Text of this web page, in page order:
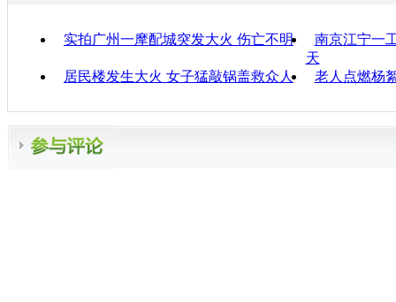
实拍广州一摩配城突发大火 伤亡不明
南京江宁一
天
居民楼发生大火 女子猛敲锅盖救众人
老人点燃杨